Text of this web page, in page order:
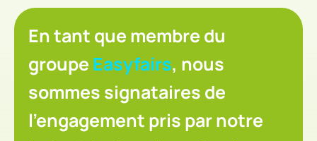
En tant que membre du
groupe Easyfairs, nous
sommes signataires de
l’engagement pris par notre